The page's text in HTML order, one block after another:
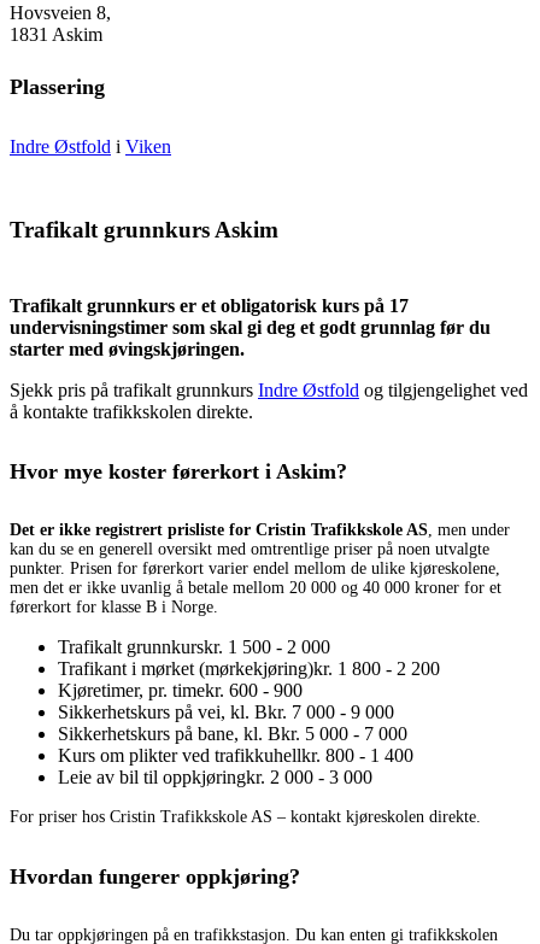
Hovsveien 8,
1831 Askim
Plassering
Indre Østfold i Viken
Trafikalt grunnkurs Askim
Trafikalt grunnkurs er et obligatorisk kurs på 17
undervisningstimer som skal gi deg et godt grunnlag før du
starter med øvingskjøringen.
Sjekk pris på trafikalt grunnkurs Indre Østfold og tilgjengelighet ved
å kontakte trafikkskolen direkte.
Hvor mye koster førerkort i Askim?
Det er ikke registrert prisliste for Cristin Trafikkskole AS, men under
kan du se en generell oversikt med omtrentlige priser på noen utvalgte
punkter. Prisen for førerkort varier endel mellom de ulike kjøreskolene,
men det er ikke uvanlig å betale mellom 20 000 og 40 000 kroner for et
førerkort for klasse B i Norge.
Trafikalt grunnkurskr. 1 500 - 2 000
Trafikant i mørket (mørkekjøring)kr. 1 800 - 2 200
Kjøretimer, pr. timekr. 600 - 900
Sikkerhetskurs på vei, kl. Bkr. 7 000 - 9 000
Sikkerhetskurs på bane, kl. Bkr. 5 000 - 7 000
Kurs om plikter ved trafikkuhellkr. 800 - 1 400
Leie av bil til oppkjøringkr. 2 000 - 3 000
For priser hos Cristin Trafikkskole AS – kontakt kjøreskolen direkte.
Hvordan fungerer oppkjøring?
Du tar oppkjøringen på en trafikkstasjon. Du kan enten gi trafikkskolen